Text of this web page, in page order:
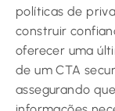
políticas de
construir
oferecer uma
de um CTA
assegurando